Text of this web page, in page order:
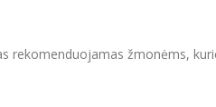
rekomenduojamas žmonėms,